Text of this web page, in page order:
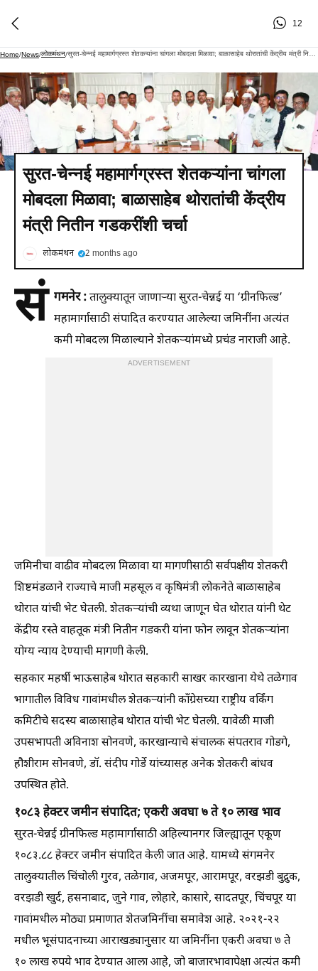
12
Home/News/लोकमंथन/
सुरत-चेन्नई महामार्गग्रस्त शेतकऱ्यांना चांगला
मोबदला मिळावा; बाळासाहेब थोरातांची केंद्रीय
मंत्री नितीन गडकरींशी चर्चा
लोकमंथन 2 months ago
सं गमनेर :तालुक्यातून जाणाऱ्या सुरत-चेन्नई या ‘ग्रीनफिल्ड’
महामार्गासाठी संपादित करण्यात आलेल्या जमिनींना अत्यंत
कमी मोबदला मिळाल्याने शेतकऱ्यांमध्ये प्रचंड नाराजी आहे.
ADVERTISEMENT
जमिनीचा वाढीव मोबदला मिळावा या मागणीसाठी सर्वपक्षीय शेतकरी
शिष्टमंडळाने राज्याचे माजी महसूल व कृषिमंत्री लोकनेते बाळासाहेब
थोरात यांची भेट घेतली. शेतकऱ्यांची व्यथा जाणून घेत थोरात यांनी थेट
केंद्रीय रस्ते वाहतूक मंत्री नितीन गडकरी यांना फोन लावून शेतकऱ्यांना
योग्य न्याय देण्याची मागणी केली.
सहकार महर्षी भाऊसाहेब थोरात सहकारी साखर कारखाना येथे तळेगाव
भागातील विविध गावांमधील शेतकऱ्यांनी काँग्रेसच्या राष्ट्रीय वर्किंग
कमिटीचे सदस्य बाळासाहेब थोरात यांची भेट घेतली. यावेळी माजी
उपसभापती अविनाश सोनवणे, कारखान्याचे संचालक संपतराव गोडगे,
हौशीराम सोनवणे, डॉ. संदीप गोर्डे यांच्यासह अनेक शेतकरी बांधव
उपस्थित होते.
१०८३ हेक्टर जमीन संपादित; एकरी अवघा ७ ते १० लाख भाव
सुरत-चेन्नई ग्रीनफिल्ड महामार्गासाठी अहिल्यानगर जिल्ह्यातून एकूण
१०८३.८८ हेक्टर जमीन संपादित केली जात आहे. यामध्ये संगमनेर
तालुक्यातील चिंचोली गुरव, तळेगाव, अजमपूर, आरामपूर, वरझडी बुद्रुक,
वरझडी खुर्द, हसनाबाद, जुने गाव, लोहारे, कासारे, सादतपूर, चिंचपूर या
गावांमधील मोठ्या प्रमाणात शेतजमिनींचा समावेश आहे. २०२१-२२
मधील भूसंपादनाच्या आराखड्यानुसार या जमिनींना एकरी अवघा ७ ते
१० लाख रुपये भाव देण्यात आला आहे, जो बाजारभावापेक्षा अत्यंत कमी